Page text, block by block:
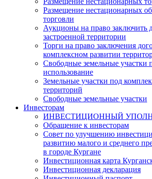
Размещение нестационарных
торговли
Аукционы на право заключить
застроенной территории
Торги на право заключения
комплексном развитии
Свободные земельные участки
использование
Земельные участки под
территорий
Свободные земельные участки
Инвесторам
ИНВЕСТИЦИОННЫЙ
Обращение к инвесторам
Совет по улучшению
развитию малого и среднего
в городе Кургане
Инвестиционная карта
Инвестиционная декларация